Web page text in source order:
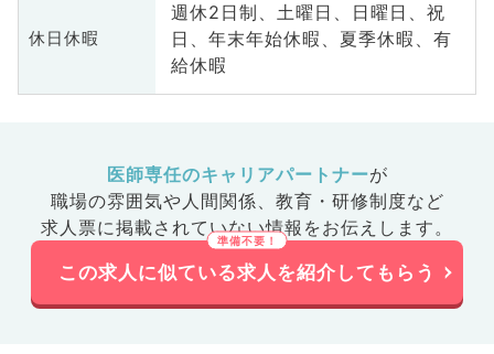
休日休暇
週休2日制、土曜日、日曜日、祝
日、年末年始休暇、夏季休暇、有
給休暇
医師専任のキャリアパートナーが
職場の雰囲気や人間関係、 教育・研修制度など
求人票に掲載されていない情報をお伝えします。
この求人に似ている求人を紹介してもらう